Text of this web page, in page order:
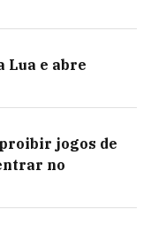
Lua e abre
jogos de
no